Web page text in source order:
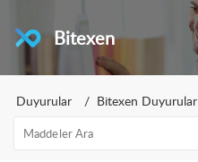
Bitexen
Duyurular Bitexen Duyurular